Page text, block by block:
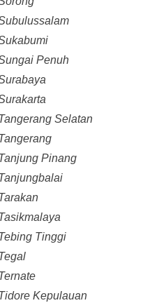
Penuh
Selatan
Pinang
Tinggi
Kepulauan